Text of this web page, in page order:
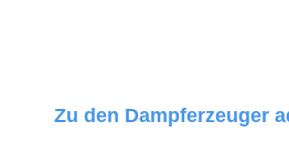
Zu den Dampferzeuger